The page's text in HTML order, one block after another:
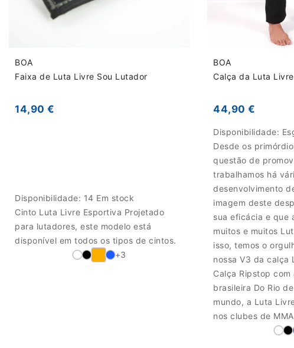
BOA
Faixa de Luta Livre Sou Lutador
14,90 €
Disponibilidade: 14 Em stock
Cinto Luta Livre Esportiva Projetado
para lutadores, este modelo está
disponível em todos os tipos de cintos.
+3
BOA
Calça da Luta
44,90 €
Disponibilidade:
Desde os
questão de
trabalhamos há
desenvolvimento
imagem deste
sua eficácia e que
muitos e muitos
isso, temos o
nossa V3 da calça
Calça Ripstop
brasileira Do Rio
mundo, a Luta
nos clubes de